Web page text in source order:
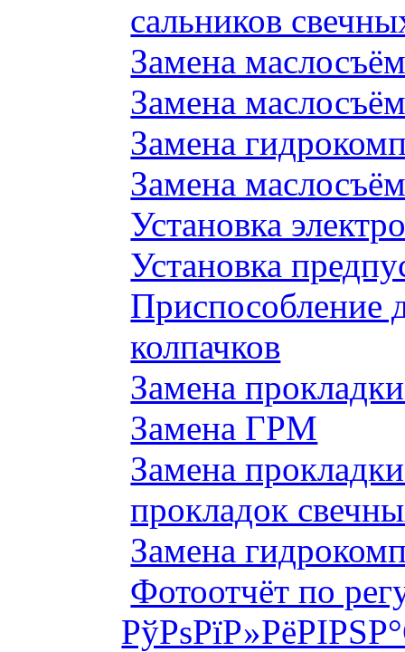
сальников
Замена
Замена
Замена
Замена
Установка
Установка
Приспособление
колпачков
Замена
Замена ГРМ
Замена
прокладок
Замена
Фотоотчёт по